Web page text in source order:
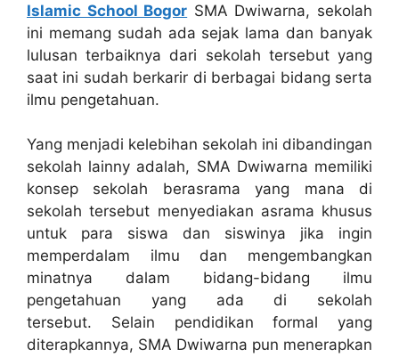
Islamic School Bogor SMA Dwiwarna, sekolah
ini memang sudah ada sejak lama dan banyak
lulusan terbaiknya dari sekolah tersebut yang
saat ini sudah berkarir di berbagai bidang serta
ilmu pengetahuan.
Yang menjadi kelebihan sekolah ini dibandingan
sekolah lainny adalah, SMA Dwiwarna memiliki
konsep sekolah berasrama yang mana di
sekolah tersebut menyediakan asrama khusus
untuk para siswa dan siswinya jika ingin
memperdalam ilmu dan mengembangkan
minatnya dalam bidang-bidang ilmu
pengetahuan yang ada di sekolah
tersebut. Selain pendidikan formal yang
diterapkannya, SMA Dwiwarna pun menerapkan